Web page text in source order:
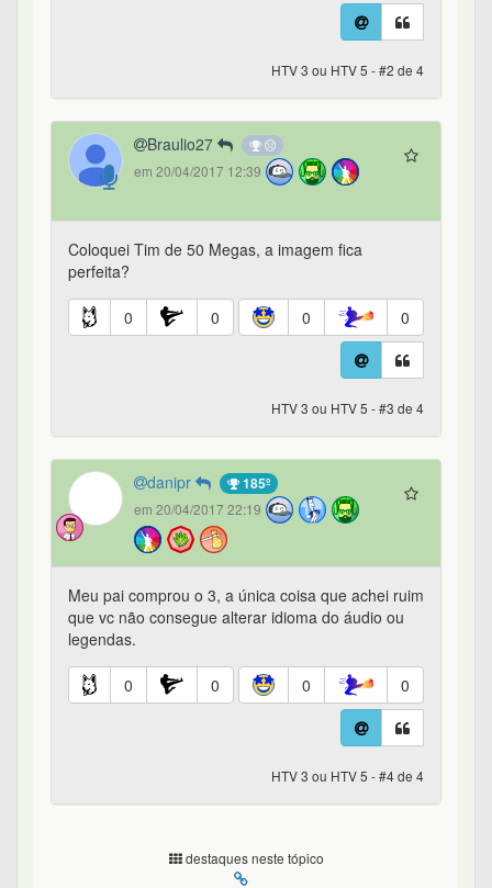
HTV 3 ou HTV 5 - #2 de 4
Braulio27
em 20/04/2017 12:39
Coloquei Tim de 50 Megas, a imagem fica
perfeita?
0 0 0 0
HTV 3 ou HTV 5 - #3 de 4
danipr 185º
em 20/04/2017 22:19
Meu pai comprou o 3, a única coisa que achei ruim
que vc não consegue alterar idioma do áudio ou
legendas.
0 0 0 0
HTV 3 ou HTV 5 - #4 de 4
destaques neste tópico